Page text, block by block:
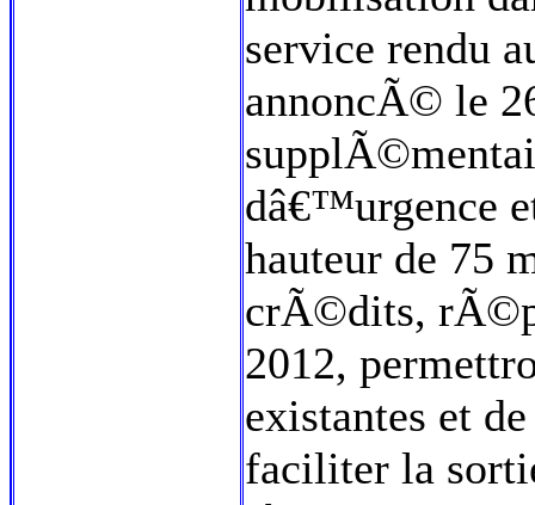
service rendu
annoncÃ© le
dâ€™urgence
hauteur de 75
crÃ©dits,
2012,
existantes et
faciliter la